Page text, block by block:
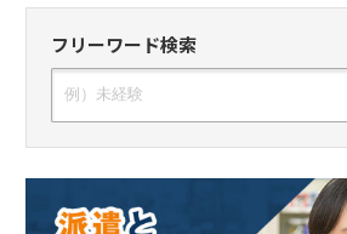
フリーワード検索